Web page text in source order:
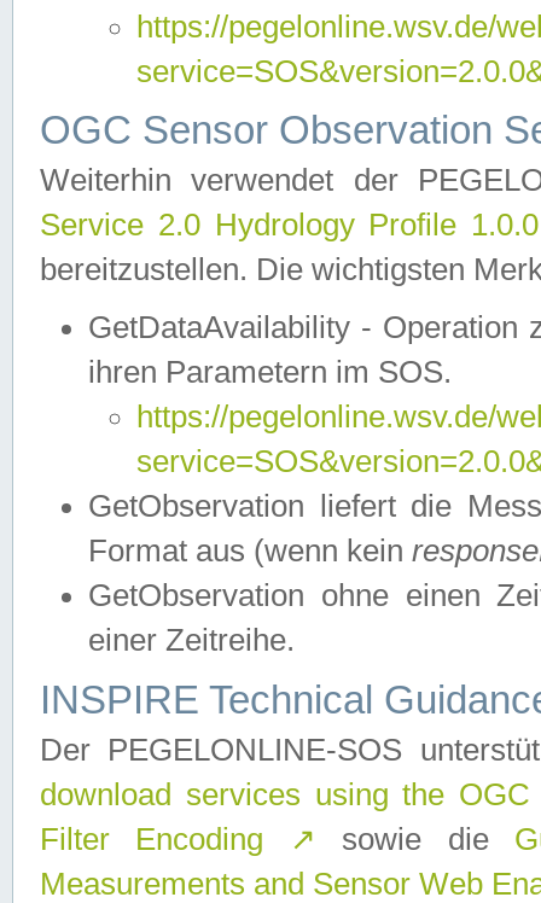
https://pegelonline.wsv.de/
OGC Sensor Observation
Weiterhin verwendet der
Service 2.0 Hydrology Profile
bereitzustellen. Die wichtigsten
GetDataAvailability - Operation
ihren Parametern im SOS.
https://pegelonline.wsv.de/
GetObservation liefert die
Format aus (wenn kein
GetObservation ohne einen
einer Zeitreihe.
INSPIRE Technical
Der PEGELONLINE-SOS
download services using the
Filter Encoding
↗ sowie die
Measurements and Sensor Web